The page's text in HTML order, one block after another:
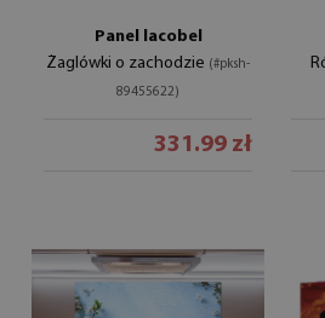
Panel lacobel
Żaglówki o zachodzie (#pksh-
89455622)
331.99 zł